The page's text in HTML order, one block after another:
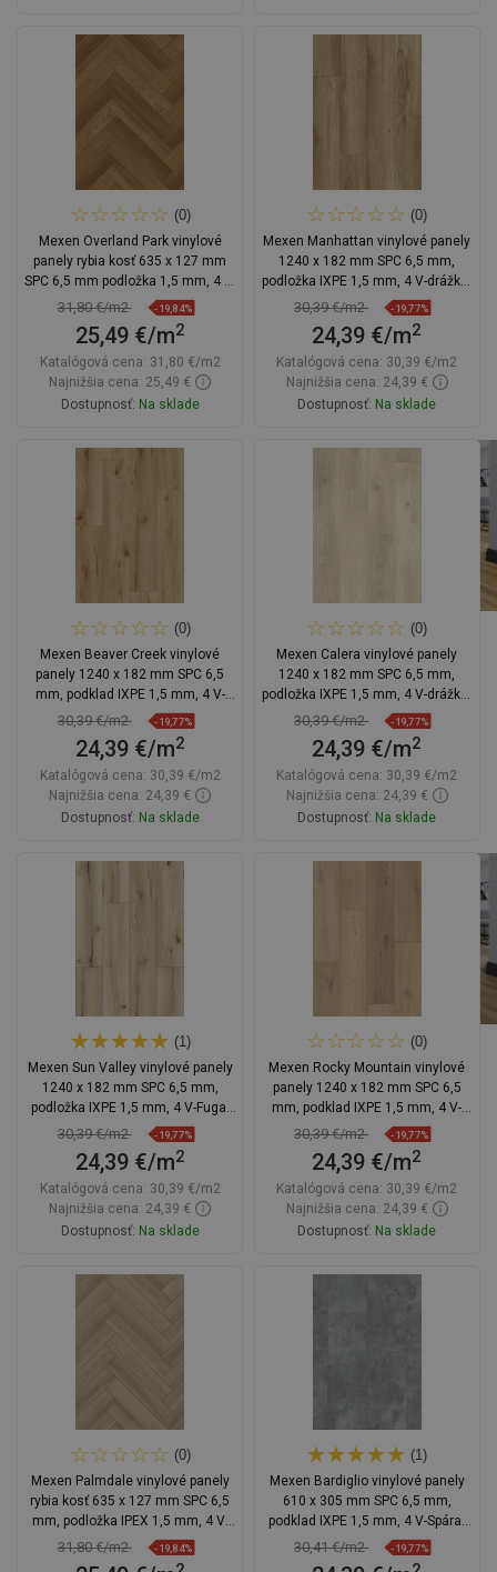
Do košíka Do košíka
(0)
Mexen Overland Park vinylové
panely rybia kosť 635 x 127 mm
SPC 6,5 mm podložka 1,5 mm, 4 V-
Fuga, Jatoba
31,80 €/m2 -19,84%
25,49 €/m2
Katalógová cena: 31,80 €/m2
Najnižšia cena: 25,49 €
Dostupnosť: Na sklade
Do košíka
(0)
Mexen Manhattan vinylové panely
1240 x 182 mm SPC 6,5 mm,
podložka IXPE 1,5 mm, 4 V-drážka,
Dub - F1041-1240-182-505-4V1-01
30,39 €/m2 -19,77%
24,39 €/m2
Katalógová cena: 30,39 €/m2
Najnižšia cena: 24,39 €
Dostupnosť: Na sklade
Do košíka
(0)
Mexen Beaver Creek vinylové
panely 1240 x 182 mm SPC 6,5
mm, podklad IXPE 1,5 mm, 4 V-
drážka, Dub - F1002-1240-182-505-
30,39 €/m2 -19,77%
24,39 €/m2
Katalógová cena: 30,39 €/m2
Najnižšia cena: 24,39 €
Dostupnosť: Na sklade
Do košíka
(0)
Mexen Calera vinylové panely
1240 x 182 mm SPC 6,5 mm,
podložka IXPE 1,5 mm, 4 V-drážka,
Dub - F1020-1240-182-505-4V1-01
30,39 €/m2 -19,77%
24,39 €/m2
Katalógová cena: 30,39 €/m2
Najnižšia cena: 24,39 €
Dostupnosť: Na sklade
Do košíka
(1)
Mexen Sun Valley vinylové panely
1240 x 182 mm SPC 6,5 mm,
podložka IXPE 1,5 mm, 4 V-Fuga,
Dub - F1006-1240-182-505-4V1-01
30,39 €/m2 -19,77%
24,39 €/m2
Katalógová cena: 30,39 €/m2
Najnižšia cena: 24,39 €
Dostupnosť: Na sklade
Do košíka
(0)
Mexen Rocky Mountain vinylové
panely 1240 x 182 mm SPC 6,5
mm, podklad IXPE 1,5 mm, 4 V-
Fuga, Dub - F1142-1240-182-505-
30,39 €/m2 -19,77%
24,39 €/m2
Katalógová cena: 30,39 €/m2
Najnižšia cena: 24,39 €
Dostupnosť: Na sklade
Do košíka
(0)
Mexen Palmdale vinylové panely
rybia kosť 635 x 127 mm SPC 6,5
mm, podložka IPEX 1,5 mm, 4 V-
drážka, Dub
31,80 €/m2 -19,84%
(1)
Mexen Bardiglio vinylové panely
610 x 305 mm SPC 6,5 mm,
podklad IXPE 1,5 mm, 4 V-Spára,
Kameň - F1145-0610-305-505-4V1-
30,41 €/m2 -19,77%